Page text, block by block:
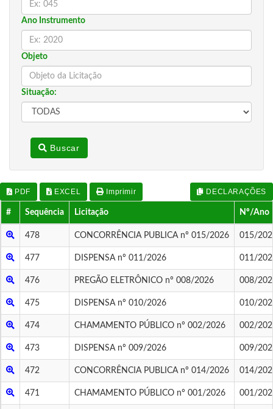
Ano Instrumento
Objeto
Situação:
Buscar
PDF EXCEL Imprimir DECLARAÇÕES
# Sequência Licitação Nº/Ano
478 CONCORRÊNCIA PUBLICA nº 015/2026 015/
477 DISPENSA nº 011/2026 011/
476 PREGÃO ELETRÔNICO nº 008/2026 008/
475 DISPENSA nº 010/2026 010/
474 CHAMAMENTO PÚBLICO nº 002/2026 002/
473 DISPENSA nº 009/2026 009/
472 CONCORRÊNCIA PUBLICA nº 014/2026 014/
471 CHAMAMENTO PÚBLICO nº 001/2026 001/